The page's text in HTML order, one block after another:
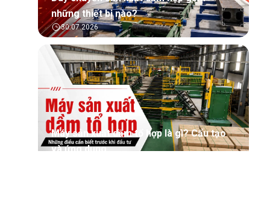
những thiết bị nào?
30.07.2026
Máy sản xuất dầm tổ hợp là gì? Cấu tạo
và ứng dụng